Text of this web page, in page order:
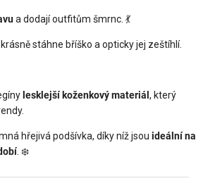
a dodají outfitům šmrnc. 💃
krásně stáhne bříško a opticky jej zeštíhlí.
lesklejší koženkový materiál , který
hřejivá podšívka, díky níž jsou ideální na
. ❄️